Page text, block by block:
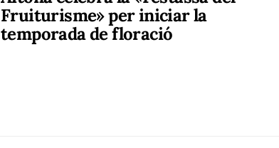
Fruiturisme» per iniciar la
temporada de floració